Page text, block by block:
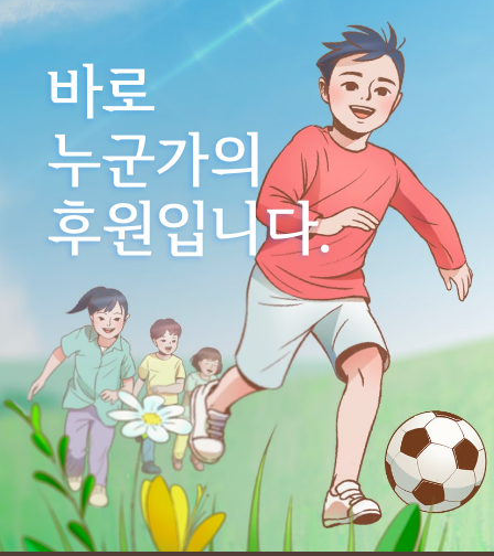
바로
누군가의
후원입니다.